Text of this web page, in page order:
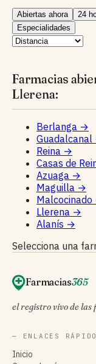
Abiertas ahora
24
Especialidades
Farmacias
Llerena:
Berlanga →
Guadalcanal
Reina →
Casas de
Azuaga →
Maguilla →
Malcocinado
Llerena →
Alanís →
Selecciona una
Farmacias365
el registro vivo de las
— ENLACES
Inicio